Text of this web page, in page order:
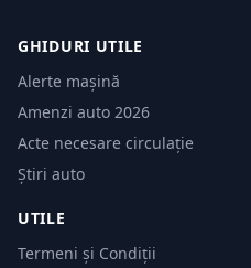
GHIDURI UTILE
Alerte mașină
Amenzi auto 2026
Acte necesare circulație
Știri auto
UTILE
Termeni și Condiții